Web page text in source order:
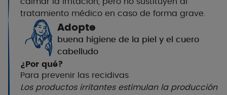
tratamiento médico en caso de forma grave.
Adopte
buena higiene de la piel y el cuero
cabelludo
¿Por qué?
Para prevenir las recidivas
Los productos irritantes estimulan la producción